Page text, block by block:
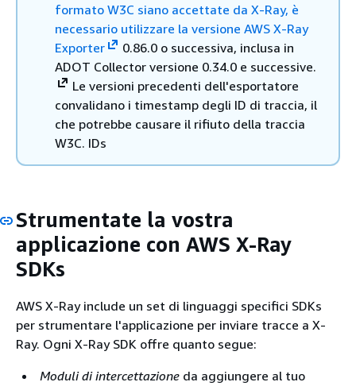
formato W3C siano accettate da X-Ray, è
necessario utilizzare la versione AWS X-Ray
Exporter
0.86.0 o successiva, inclusa in
ADOT Collector versione 0.34.0 e successive.
Le versioni precedenti dell'esportatore
convalidano i timestamp degli ID di traccia, il
che potrebbe causare il rifiuto della traccia
W3C. IDs
Strumentate la vostra
applicazione con AWS X-Ray
SDKs
AWS X-Ray include un set di linguaggi specifici SDKs
per strumentare l'applicazione per inviare tracce a X-
Ray. Ogni X-Ray SDK offre quanto segue:
Moduli di intercettazione da aggiungere al tuo